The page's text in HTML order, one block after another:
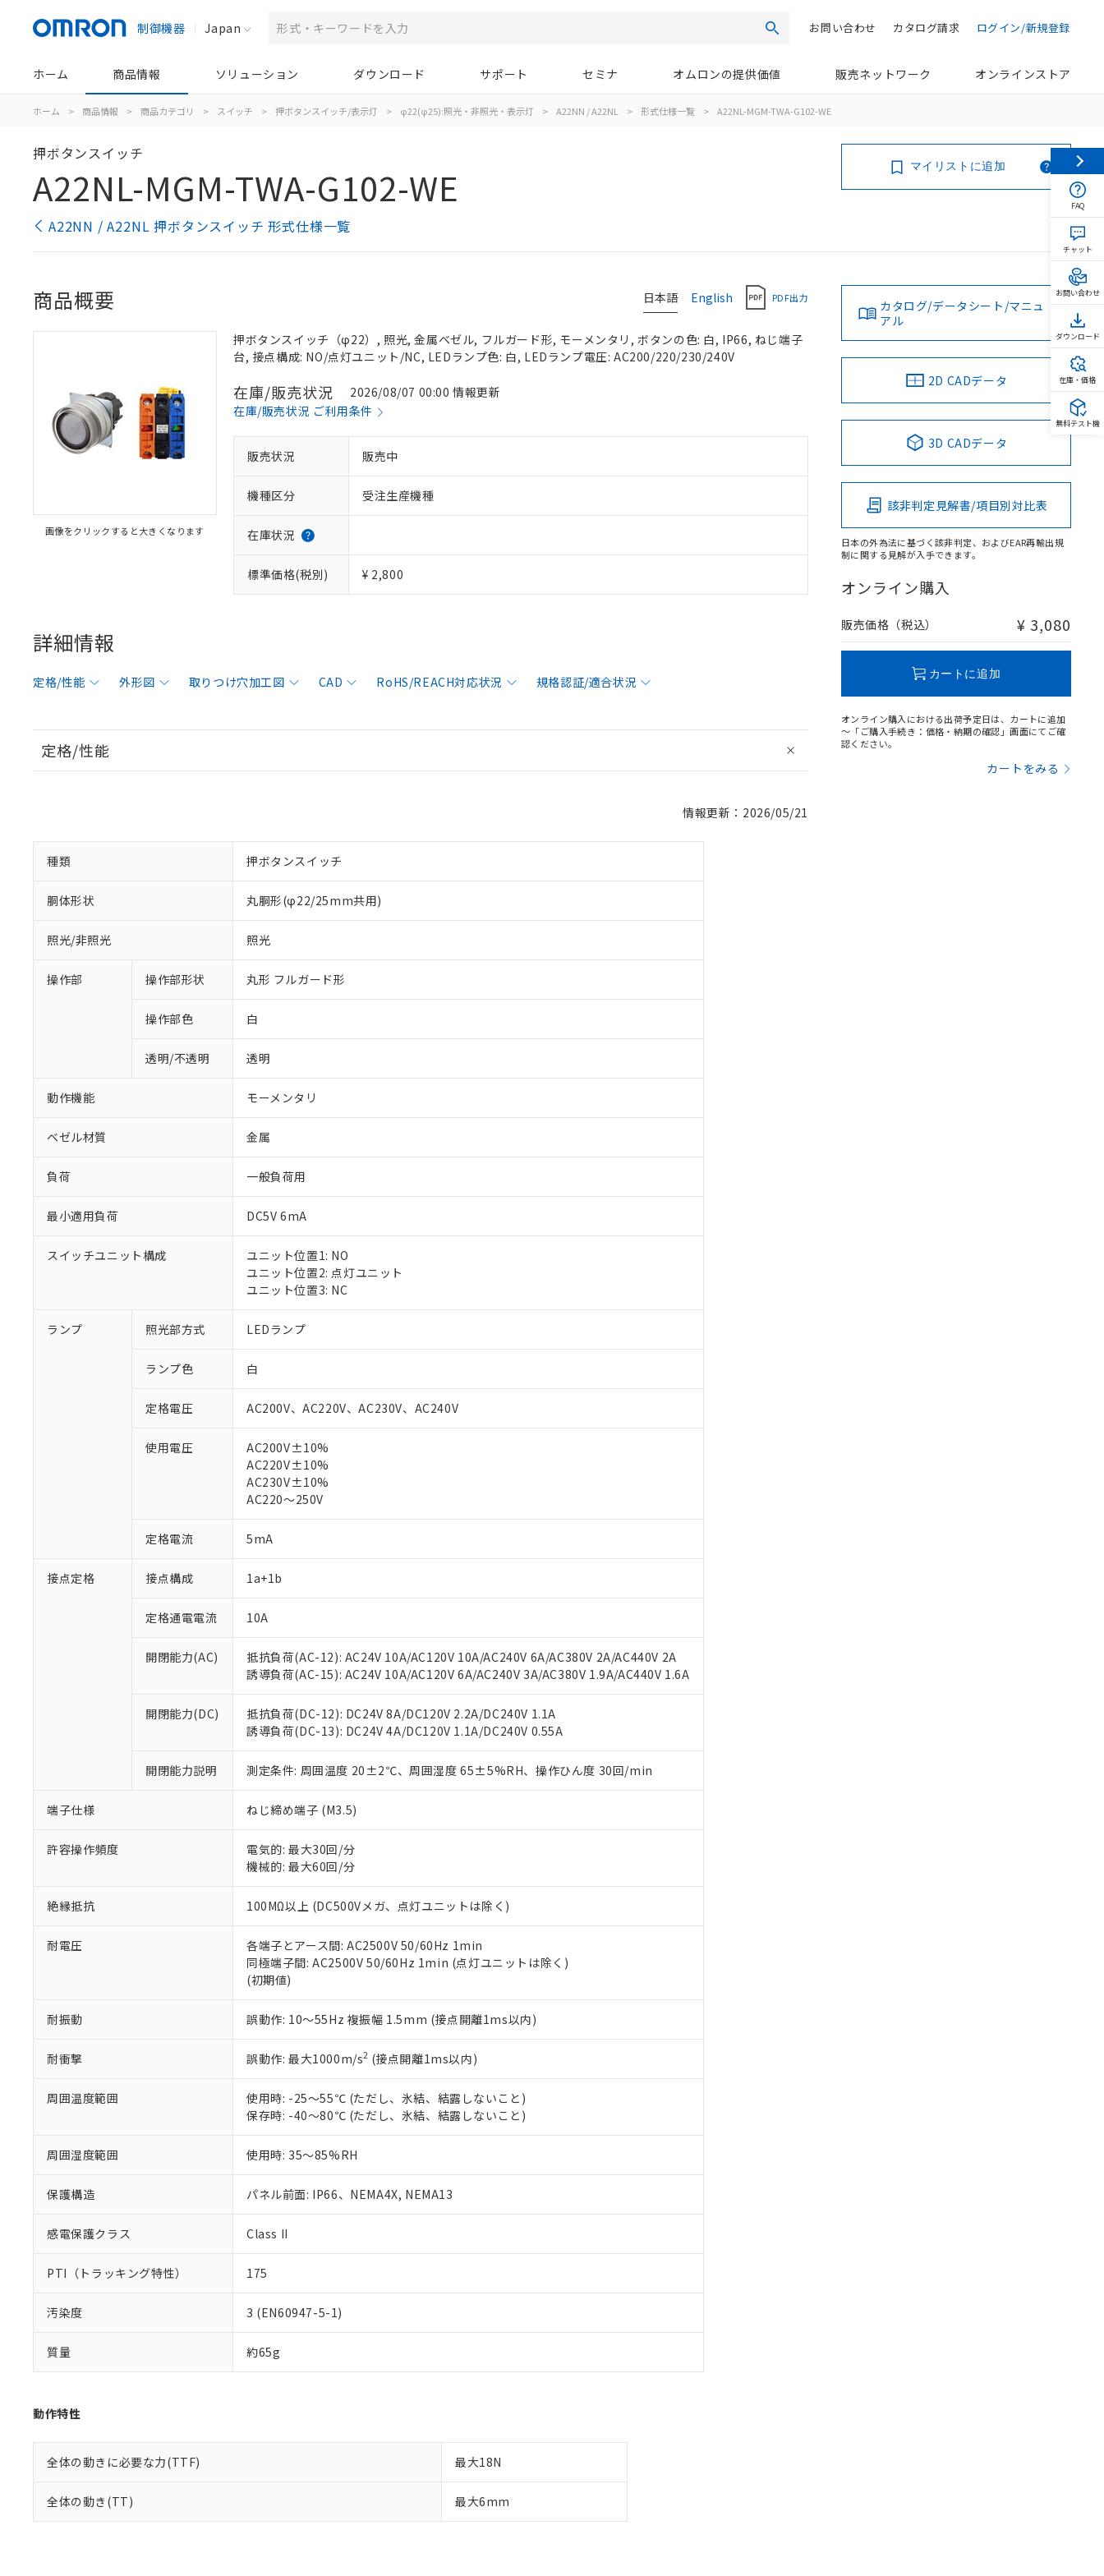
制御機器 Japan 検索 ログイン/新規登録
カタログ請求
お問い合わせ
ホーム 商品情報 ソリューション ダウンロード サポート セミナ オムロンの提供価値 販売ネットワーク オンラインストア
ホーム > 商品情報 > 商品カテゴリ > スイッチ > 押ボタンスイッチ/表示灯 > φ22(φ25):照光・非照光・表示灯 > A22NN / A22NL > 形式仕様一覧 > A22NL-MGM-TWA-G102-WE
押ボタンスイッチ
A22NL-MGM-TWA-G102-WE
A22NN / A22NL 押ボタンスイッチ 形式仕様一覧
マイリストに追加
日本語 English PDF出力
商品概要
画像をクリックすると大きくなります
押ボタンスイッチ（φ22）, 照光, 金属ベゼル, フルガード形, モーメンタリ, ボタンの色: 白, IP66, ねじ端子
台, 接点構成: NO/点灯ユニット/NC, LEDランプ色: 白, LEDランプ電圧: AC200/220/230/240V
在庫/販売状況
2026/08/07 00:00 情報更新
在庫/販売状況 ご利用条件
販売状況 販売中
機種区分 受注生産機種
在庫状況
標準価格(税別) ¥ 2,800
詳細情報
定格/性能 外形図 取りつけ穴加工図 CAD RoHS/REACH対応状況 規格認証/適合状況
定格/性能
情報更新：2026/05/21
種類 押ボタンスイッチ
胴体形状 丸胴形(φ22/25mm共用)
照光/非照光 照光
操作部 操作部形状 丸形 フルガード形
操作部色 白
透明/不透明 透明
動作機能 モーメンタリ
ベゼル材質 金属
負荷 一般負荷用
最小適用負荷 DC5V 6mA
スイッチユニット構成
ユニット位置1: NO
ユニット位置2: 点灯ユニット
ユニット位置3: NC
ランプ 照光部方式 LEDランプ
ランプ色 白
定格電圧 AC200V、AC220V、AC230V、AC240V
使用電圧
AC200V±10%
AC220V±10%
AC230V±10%
AC220～250V
定格電流 5mA
接点定格 接点構成 1a+1b
定格通電電流 10A
開閉能力(AC)
抵抗負荷(AC-12): AC24V 10A/AC120V 10A/AC240V 6A/AC380V 2A/AC440V 2A
誘導負荷(AC-15): AC24V 10A/AC120V 6A/AC240V 3A/AC380V 1.9A/AC440V 1.6A
開閉能力(DC)
抵抗負荷(DC-12): DC24V 8A/DC120V 2.2A/DC240V 1.1A
誘導負荷(DC-13): DC24V 4A/DC120V 1.1A/DC240V 0.55A
開閉能力説明 測定条件: 周囲温度 20±2℃、周囲湿度 65±5%RH、操作ひん度 30回/min
端子仕様 ねじ締め端子 (M3.5)
許容操作頻度
電気的: 最大30回/分
機械的: 最大60回/分
絶縁抵抗 100MΩ以上 (DC500Vメガ、点灯ユニットは除く)
耐電圧
各端子とアース間: AC2500V 50/60Hz 1min
同極端子間: AC2500V 50/60Hz 1min (点灯ユニットは除く)
(初期値)
耐振動 誤動作: 10～55Hz 複振幅 1.5mm (接点開離1ms以内)
耐衝撃 誤動作: 最大1000m/s2 (接点開離1ms以内)
周囲温度範囲
使用時: -25～55℃ (ただし、氷結、結露しないこと)
保存時: -40～80℃ (ただし、氷結、結露しないこと)
周囲湿度範囲 使用時: 35～85%RH
保護構造 パネル前面: IP66、NEMA4X, NEMA13
感電保護クラス Class II
PTI（トラッキング特性） 175
汚染度 3 (EN60947-5-1)
質量 約65g
動作特性
全体の動きに必要な力(TTF) 最大18N
全体の動き(TT) 最大6mm
カタログ/データシート/マニュ
アル
2D CADデータ
3D CADデータ
該非判定見解書/項目別対比表
日本の外為法に基づく該非判定、およびEAR再輸出規
制に関する見解が入手できます。
オンライン購入
販売価格（税込） ¥ 3,080
カートに追加
オンライン購入における出荷予定日は、カートに追加
～「ご購入手続き：価格・納期の確認」画面にてご確
認ください。
カートをみる
ご利用条件
くものです。
当社制御機器事業取扱商品の中には、本サービスの対象外となる商品もあることをご了承ください。
在庫状況および標準価格照会結果は、記載している更新日時点での社内データに基づき作成されるも
のであり、閲覧された時点での実際の在庫および標準価格とは異なる場合があることをご了承くださ
い。
正式な納期状況および標準価格はお客様のお取引先、またはお客様担当のオムロン制御機器販売店・
当社販売員にご相談ください。
在庫状況および標準価格結果を当社の事前の承諾なく第三者に漏洩または開示しないようお願いしま
す。
マイパーツ機能（部品リスト作成サービス）をご利用いただくには、I-Webメンバーズにご登録され
ている必要があります。
お客様が当ウェブサイト上で当社にご登録された部品リストについて、当社および当社の共同利用者
が、当社の製品・サービスに関するお客様との取引・商談に必要な範囲で利用することをご了承くだ
※当社の共同利用者とは、
"個人情報の共同利用に関して"
いる法人を指します。
※1 対応状況
対応済み：EU RoHS指令（10物質）の非含有に対応した製品が提供可能な商品です。
対応予定：EU RoHS指令（10物質）の非含有に対応した製品に切り替える予定のある商品です。
対応予定なし：EU RoHS指令（10物質）の非含有に非対応の商品で、対応品を出す予定はありません。
調査・確認中：EU RoHS指令（10物質）の非含有の対応状況を調査中または確認中の商品です。
仕入先様の事情により、非含有部品としていたものが、含有品と判明した場合などやむを得ず変更すること
があります。
*EU RoHS指令（10物質）：
鉛(Pb) 1000ppm以下、 水銀(Hg) 1000ppm以下、 カドミウム(Cd) 100ppm以下、
フタル酸ビス(2-エチルヘキシル) (DEHP)(別名：DOP) 1000ppm以下、フタル酸ブチルベンジル（BBP） 1000ppm以下、フタル酸ジブチ
ル（DBP） 1000ppm以下、フタル酸ジイソブチル (DIBP) 1000ppm以下
但し、RoHS指令で産業用監視および制御機器に対する適用除外項目は除く。
フタル酸エステル類の４物質については閾値を超える意図的な使用がないことを確認しています。
部品在庫の切り替え状況などにより、予定月が前後することがあります。
※3 非含有証明書ダウンロード
下記の非含有証明書をダウンロードすることができます。
EU RoHS指令（10物質）の非含有証明書
※本証明書は発行日時点で非含有を証明するもので、過去に遡って非含有を証明するものではありません。
また、RoHS指令のフタル酸エステル類４物質の対応では、対応完了までの期間は出荷製品に未対応品が
混在することから備考欄に対応日を記載しておりました。
既に当社にて対応品への在庫切替を完了していることから、特段のことがない限り、2022年1月12日よ
り割愛しております。
※1 中国RoHS○×表
「○」：最大均質材料含有率が中国RoHSの基準値以下であることを示します。
「×」：最大均質材料含有率が中国RoHSの基準値を超えていることを示します。
「－」：未確認です。当社販売部門へお問い合わせください。
*中国RoHS10物質の基準値 (GB/T26572)：
Pb(鉛) :1000ppm、 Hg(水銀) : 1000ppm、 Cd(カドミウム) : 100ppm、
Cr(Ⅵ)(六価クロム) : 1000ppm、 PBBs(ポリ臭化ビフェニル類) : 1000ppm、 PBDEs(ポリ臭化ジフェニルエーテル類) : 1000ppm、
DEHP(フタル酸ビス(2-エチルヘキシル)) : 1000ppm
※2 環境保護使用期限
「10」：通常の使用状況下において有害物質が外部に漏えいし、環境に深刻な影響を及ぼさない年数を意
味します。
「－」：未確認です。当社販売部門へお問い合わせください。
う）を輸出または国外への提供する場合は、日本国政府の輸出許可(または役務取引許可)を取得する
などの必要な手続きをとります。
当社は規制貨物を破棄する場合は、完全に破砕するなど、違法に輸出されないよう必要な手段を講じ
ます。
当社は貴社製品を、核兵器、ミサイル、化学兵器、生物兵器またはその他武器並びにこれらの製造装
置等に一切使用いたしません。
また当社は、販売先および販売に係わる関係者が違法に輸出するおそれがある場合は、取り引きをい
たしません。
記
号
説明
○ 一定数以上の在庫あり
機器販売店・当社販売員にご確認ください)
白
受注生産機種、また在庫状況の情報を公開していない機種
FAQ
チャット
お問い合わせ
ダウンロード
在庫・価格
無料テスト機